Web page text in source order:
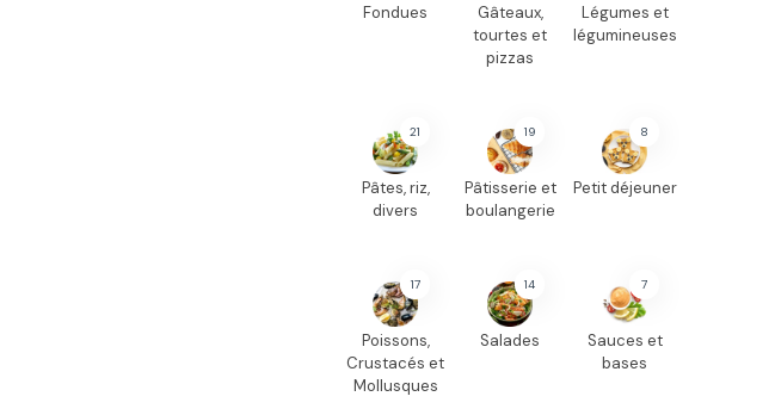
Fondues
Gâteaux,
tourtes et
pizzas
Légumes et
légumineuses
21
Pâtes, riz,
divers
19
Pâtisserie et
boulangerie
8
Petit déjeuner
17
Poissons,
Crustacés et
Mollusques
14
Salades
7
Sauces et
bases